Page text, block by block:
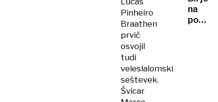
Pinheiro
Braathen
prvič
osvojil
tudi
veleslalomski
seštevek.
Švicar
Rusija
pred
valom
na
poti